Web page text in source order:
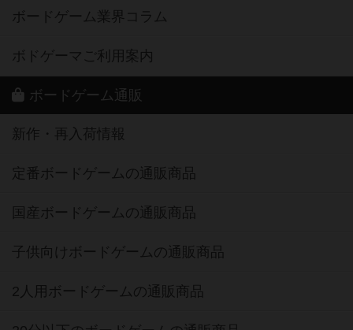
ボードゲーム業界コラム
ボドゲーマご利用案内
ボードゲーム通販
新作・再入荷情報
定番ボードゲームの通販商品
国産ボードゲームの通販商品
子供向けボードゲームの通販商品
2人用ボードゲームの通販商品